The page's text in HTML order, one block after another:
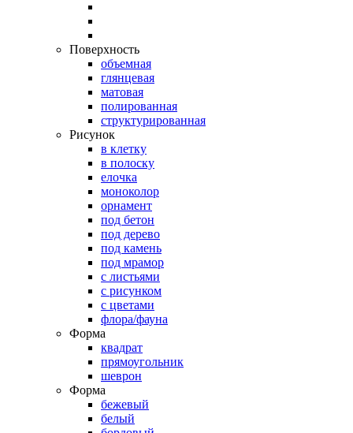
Поверхность
объемная
глянцевая
матовая
полированная
структурированная
Рисунок
в клетку
в полоску
елочка
моноколор
орнамент
под бетон
под дерево
под камень
под мрамор
с листьями
с рисунком
с цветами
флора/фауна
Форма
квадрат
прямоугольник
шеврон
Форма
бежевый
белый